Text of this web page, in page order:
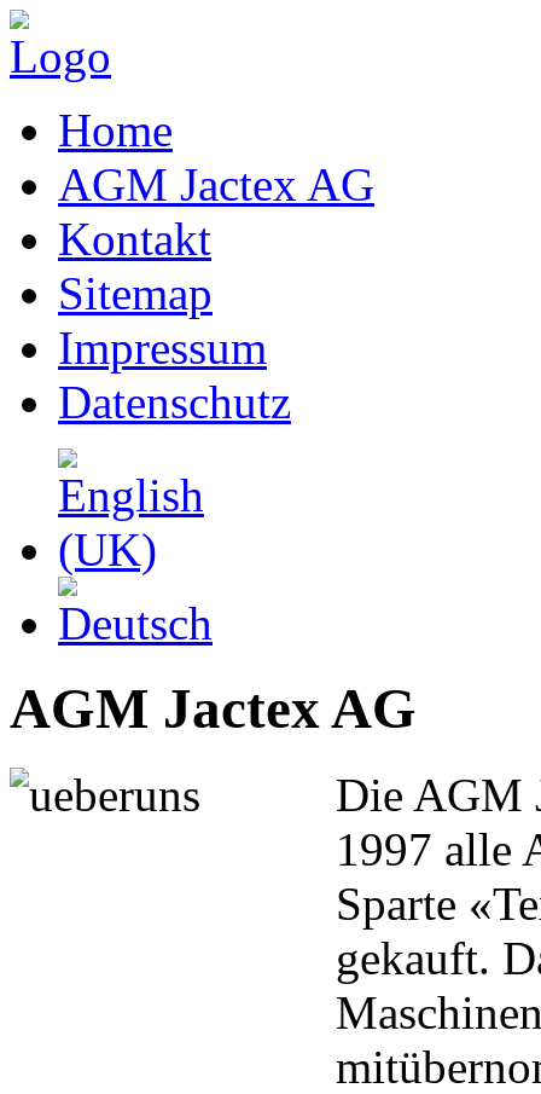
Home
AGM Jactex AG
Kontakt
Sitemap
Impressum
Datenschutz
AGM Jactex AG
Die AGM
1997 alle
Sparte
gekauft.